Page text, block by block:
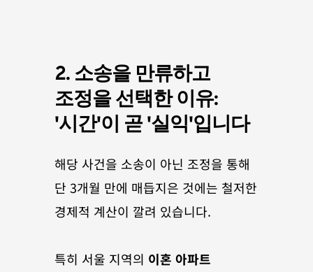
2. 소송을 만류하고
조정을 선택한 이유:
'시간'이 곧 '실익'입니다
해당 사건을 소송이 아닌 조정을 통해
단 3개월 만에 매듭지은 것에는 철저한
경제적 계산이 깔려 있습니다.
특히 서울 지역의 이혼 아파트